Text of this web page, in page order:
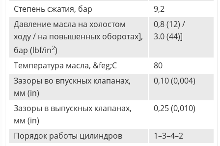
Степень сжатия, бар
9,2
Давление масла на холостом
ходу / на повышенных оборотах],
бар (lbf/in2)
0,8 (12) /
3.0 (44)]
Температура масла, &feg;C
80
Зазоры во впускных клапанах,
мм (in)
0,10 (0,004)
Зазоры в выпускных клапанах,
мм (in)
0,25 (0,010)
Порядок работы цилиндров
1–3–4–2